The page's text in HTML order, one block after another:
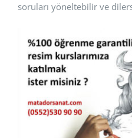
soruları yöneltebilir ve